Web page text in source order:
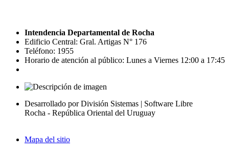
Intendencia Departamental de Rocha
Edificio Central: Gral. Artigas N° 176
Teléfono: 1955
Horario de atención al público: Lunes a Viernes 12:00 a 17:45
Desarrollado por División Sistemas | Software Libre
Rocha - República Oriental del Uruguay
Mapa del sitio